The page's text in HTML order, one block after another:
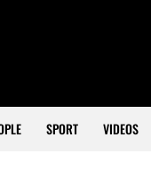
SPORT VIDEOS